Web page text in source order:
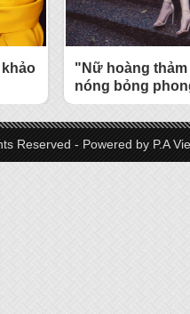
khảo
"Nữ hoàng
nóng bỏng
Reserved - Powered by P.A